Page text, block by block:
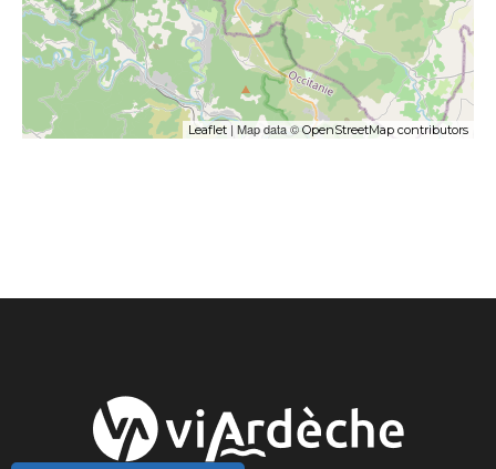
Leaflet | Map data © OpenStreetMap contributors